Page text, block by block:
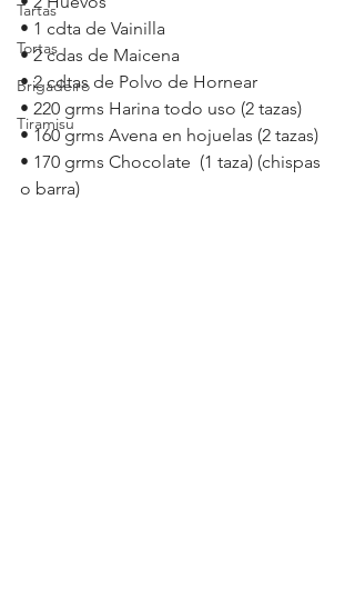
Tartas
Tortas
Brigadeiro
Tiramisu
• 1 cdta de Vainilla
• 2 cdas de Maicena
• 2 cdtas de Polvo de Hornear
• 220 grms Harina todo uso (2 tazas)
• 160 grms Avena en hojuelas (2 tazas)
• 170 grms Chocolate  (1 taza) (chispas
o barra)